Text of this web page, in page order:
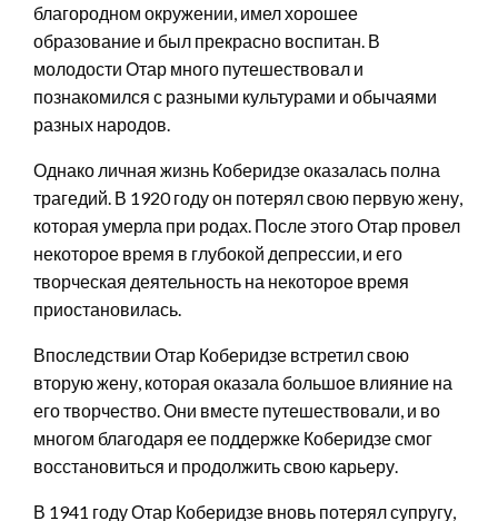
благородном окружении, имел хорошее
образование и был прекрасно воспитан. В
молодости Отар много путешествовал и
познакомился с разными культурами и обычаями
разных народов.
Однако личная жизнь Коберидзе оказалась полна
трагедий. В 1920 году он потерял свою первую жену,
которая умерла при родах. После этого Отар провел
некоторое время в глубокой депрессии, и его
творческая деятельность на некоторое время
приостановилась.
Впоследствии Отар Коберидзе встретил свою
вторую жену, которая оказала большое влияние на
его творчество. Они вместе путешествовали, и во
многом благодаря ее поддержке Коберидзе смог
восстановиться и продолжить свою карьеру.
В 1941 году Отар Коберидзе вновь потерял супругу,